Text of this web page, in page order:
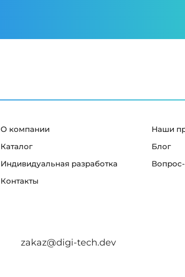
О компании
Наши
Каталог
Блог
Индивидуальная разработка
Вопрос-
Контакты
zakaz@digi-tech.dev